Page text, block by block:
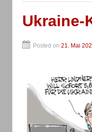
Ukraine-
Posted on 21. Mai